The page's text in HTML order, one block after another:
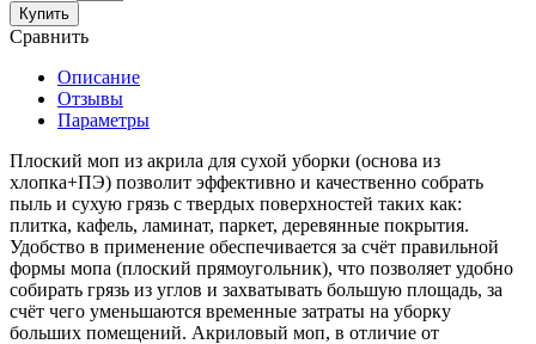
Купить
Сравнить
Описание
Отзывы
Параметры
Плоский моп из акрила для сухой уборки (основа из
хлопка+ПЭ) позволит эффективно и качественно собрать
пыль и сухую грязь с твердых поверхностей таких как:
плитка, кафель, ламинат, паркет, деревянные покрытия.
Удобство в применение обеспечивается за счёт правильной
формы мопа (плоский прямоугольник), что позволяет удобно
собирать грязь из углов и захватывать большую площадь, за
счёт чего уменьшаются временные затраты на уборку
больших помещений. Акриловый моп, в отличие от